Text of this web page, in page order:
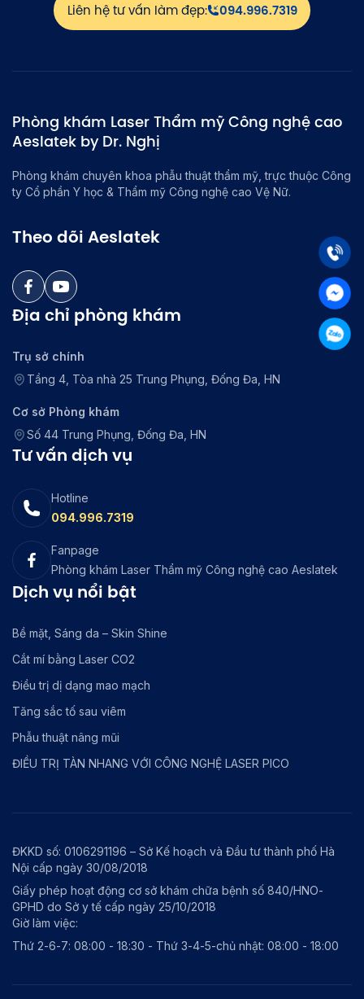
Liên hệ tư vấn làm đẹp: 094.996.7319
Phòng khám Laser Thẩm mỹ Công nghệ cao
Aeslatek by Dr. Nghị
Phòng khám chuyên khoa phẫu thuật thẩm mỹ, trực thuộc Công
ty Cổ phần Y học & Thẩm mỹ Công nghệ cao Vệ Nữ.
Theo dõi Aeslatek
Địa chỉ phòng khám
Trụ sở chính
Tầng 4, Tòa nhà 25 Trung Phụng, Đống Đa, HN
Cơ sở Phòng khám
Số 44 Trung Phụng, Đống Đa, HN
Tư vấn dịch vụ
Hotline
094.996.7319
Fanpage
Phòng khám Laser Thẩm mỹ Công nghệ cao Aeslatek
Dịch vụ nổi bật
Bề mặt, Sáng da – Skin Shine
Cắt mí bằng Laser CO2
Điều trị dị dạng mao mạch
Tăng sắc tố sau viêm
Phẫu thuật nâng mũi
ĐIỀU TRỊ TÀN NHANG VỚI CÔNG NGHỆ LASER PICO
ĐKKD số: 0106291196 – Sở Kế hoạch và Đầu tư thành phố Hà
Nội cấp ngày 30/08/2018
Giấy phép hoạt động cơ sở khám chữa bệnh số 840/HNO-
GPHD do Sở y tế cấp ngày 25/10/2018
Giờ làm việc:
Thứ 2-6-7: 08:00 - 18:30 - Thứ 3-4-5-chủ nhật: 08:00 - 18:00